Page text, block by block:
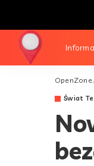
Świat